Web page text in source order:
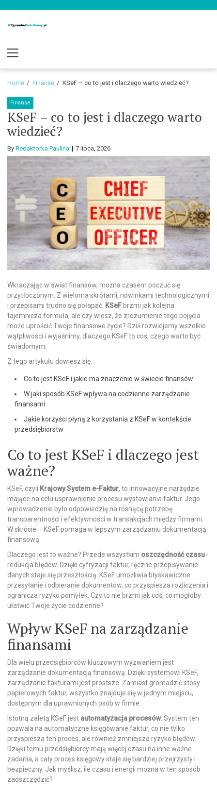
navigation
content
Podatkowy.pl
Menu
Home Finanse KSeF – co to jest i dlaczego warto wiedzieć?
Finanse
KSeF – co to jest i dlaczego warto
wiedzieć?
By Redaktorka Paulina 7 lipca, 2026
Wkraczając w świat finansów, można czasem poczuć się
przytłoczonym. Z wieloma skrótami, nowinkami technologicznymi
i przepisami trudno się połapać. KSeF brzmi jak kolejna
tajemnicza formuła, ale czy wiesz, że zrozumienie tego pojęcia
może uprościć Twoje finansowe życie? Dziś rozwiejemy wszelkie
wątpliwości i wyjaśnimy, dlaczego KSeF to coś, czego warto być
świadomym.
Z tego artykułu dowiesz się:
Co to jest KSeF i jakie ma znaczenie w świecie finansów
W jaki sposób KSeF wpływa na codzienne zarządzanie
finansami
Jakie korzyści płyną z korzystania z KSeF w kontekście
przedsiębiorstw
Co to jest KSeF i dlaczego jest
ważne?
KSeF, czyli Krajowy System e-Faktur, to innowacyjne narzędzie
mające na celu usprawnienie procesu wystawiania faktur. Jego
wprowadzenie było odpowiedzią na rosnącą potrzebę
transparentności i efektywności w transakcjach między firmami.
W skrócie – KSeF pomaga w lepszym zarządzaniu dokumentacją
finansową.
Dlaczego jest to ważne? Przede wszystkim oszczędność czasui
redukcja błędów. Dzięki cyfryzacji faktur, ręczne przepisywanie
danych staje się przeszłością. KSeF umożliwia błyskawiczne
przesyłanie i odbieranie dokumentów, co przyspiesza rozliczenia i
ogranicza ryzyko pomyłek. Czy to nie brzmi jak coś, co mogłoby
ułatwić Twoje życie codzienne?
Wpływ KSeF na zarządzanie
finansami
Dla wielu przedsiębiorców kluczowym wyzwaniem jest
zarządzanie dokumentacją finansową. Dzięki systemowi KSeF,
zarządzanie fakturami jest prostsze. Zamiast gromadzić stosy
papierowych faktur, wszystko znajduje się w jednym miejscu,
dostępnym dla uprawnionych osób w firmie.
Istotną zaletą KSeF jest automatyzacja procesów. System ten
pozwala na automatyczne księgowanie faktur, co nie tylko
przyspiesza ten proces, ale również zmniejsza ryzyko błędów.
Dzięki temu przedsiębiorcy mają więcej czasu na inne ważne
zadania, a cały proces księgowy staje się bardziej przejrzysty i
bezpieczny. Jak myślisz, ile czasu i energii można w ten sposób
zaoszczędzić?